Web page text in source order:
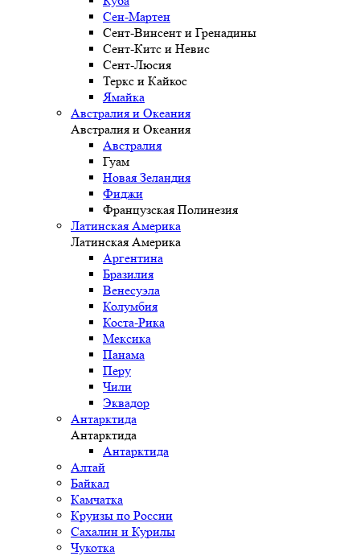
Сен-Мартен
Сент-Винсент и Гренадины
Сент-Китс и Невис
Сент-Люсия
Теркс и Кайкос
Ямайка
Австралия и Океания
Австралия и Океания
Австралия
Гуам
Новая Зеландия
Фиджи
Французская Полинезия
Латинская Америка
Латинская Америка
Аргентина
Бразилия
Венесуэла
Колумбия
Коста-Рика
Мексика
Панама
Перу
Чили
Эквадор
Антарктида
Антарктида
Антарктида
Алтай
Байкал
Камчатка
Круизы по России
Сахалин и Курилы
Чукотка